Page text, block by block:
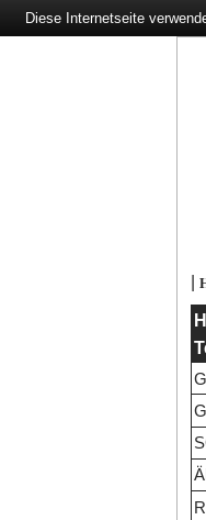
|
Diese Internetseite